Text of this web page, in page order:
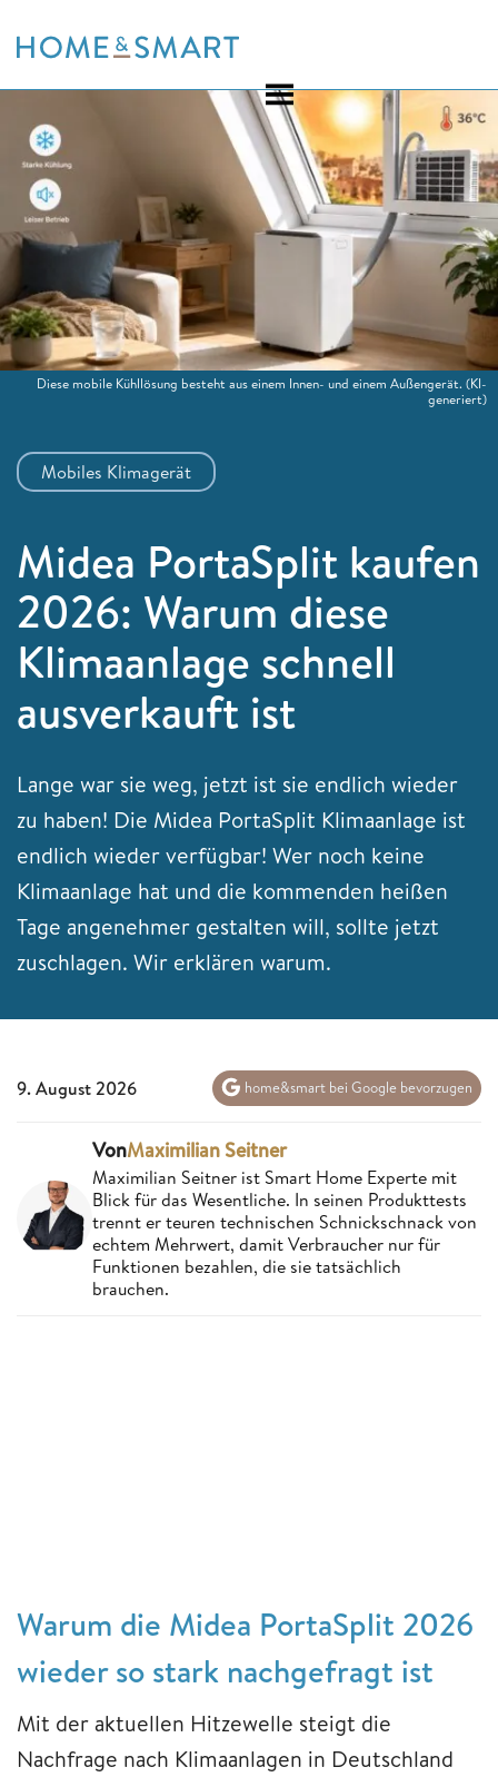
to
Mobiles Klimagerät
Midea PortaSplit kaufen
2026: Warum diese
Klimaanlage schnell
ausverkauft ist
Lange war sie weg, jetzt ist sie endlich wieder
zu haben! Die Midea PortaSplit Klimaanlage ist
endlich wieder verfügbar! Wer noch keine
Klimaanlage hat und die kommenden heißen
Tage angenehmer gestalten will, sollte jetzt
zuschlagen. Wir erklären warum.
Diese mobile Kühllösung besteht aus einem Innen- und einem Außengerät.(KI-
generiert)
9. August 2026 home&smart bei Google bevorzugen
VonMaximilian Seitner
Maximilian Seitner ist Smart Home Experte mit
Blick für das Wesentliche. In seinen Produkttests
trennt er teuren technischen Schnickschnack von
echtem Mehrwert, damit Verbraucher nur für
Funktionen bezahlen, die sie tatsächlich
brauchen.
Warum die Midea PortaSplit 2026
wieder so stark nachgefragt ist
Mit der aktuellen Hitzewelle steigt die
Nachfrage nach Klimaanlagen in Deutschland